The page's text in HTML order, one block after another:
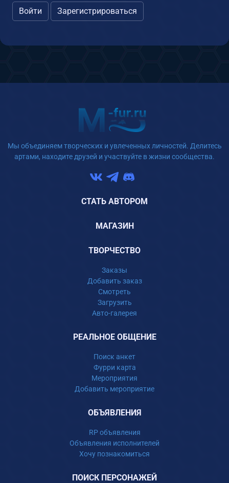
Войти Зарегистрироваться
Мы объединяем творческих и увлеченных личностей. Делитесь
артами, находите друзей и участвуйте в жизни сообщества.
СТАТЬ АВТОРОМ
МАГАЗИН
ТВОРЧЕСТВО
Заказы
Добавить заказ
Смотреть
Загрузить
Авто-галерея
РЕАЛЬНОЕ ОБЩЕНИЕ
Поиск анкет
Фурри карта
Мероприятия
Добавить мероприятие
ОБЪЯВЛЕНИЯ
RP объявления
Объявления исполнителей
Хочу познакомиться
ПОИСК ПЕРСОНАЖЕЙ